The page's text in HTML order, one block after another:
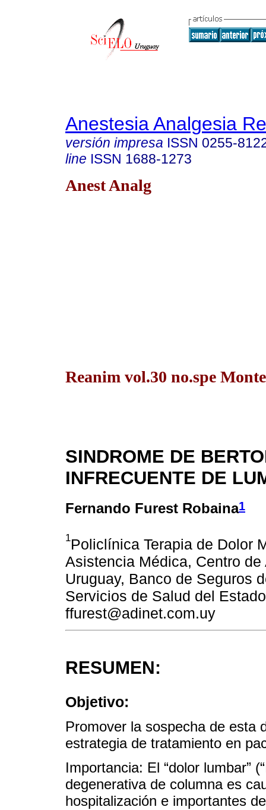
Anestesia Analgesia
versión impresa ISSN 0255-
line ISSN 1688-1273
Anest Analg
Reanim vol.30 no.spe
SINDROME DE
INFRECUENTE DE
Fernando Furest Robaina1
1Policlínica Terapia de Dolor
Asistencia Médica, Centro
Uruguay, Banco de Seguros
Servicios de Salud del
ffurest@adinet.com.uy
RESUMEN:
Objetivo:
Promover la sospecha de esta
estrategia de tratamiento en
Importancia: El “dolor lumbar”
degenerativa de columna es
hospitalización e importantes